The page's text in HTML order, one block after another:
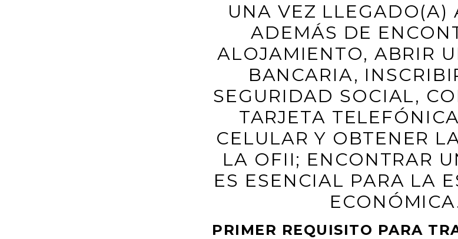
UNA VEZ LLEGADO(A)
ADEMÁS DE
ALOJAMIENTO, ABRIR
BANCARIA,
SEGURIDAD SOCIAL,
TARJETA
CELULAR Y OBTENER
LA OFII; ENCONTRAR
ES ESENCIAL PARA LA
PRIMER REQUISITO PARA